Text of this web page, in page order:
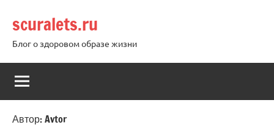
содержимому
scuralets.ru
Блог о здоровом образе жизни
Автор:Avtor